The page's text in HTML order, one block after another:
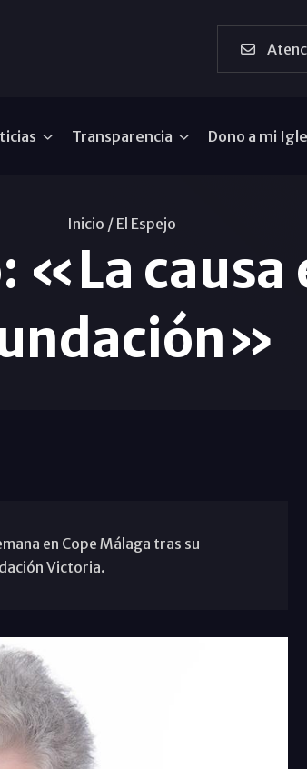
Transparencia Dono a mi
Inicio / El Espejo
«La causa
en Cope Málaga tras su
Victoria.